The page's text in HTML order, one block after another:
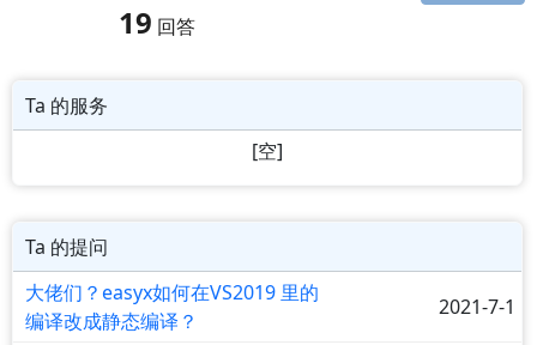
19 回答
Ta 的服务
[空]
Ta 的提问
大佬们？easyx如何在VS2019 里的
编译改成静态编译？
2021-7-1